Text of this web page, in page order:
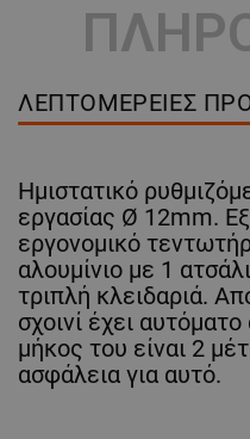
ΛΕΠΤΟΜΈΡΕΙΕΣ
Ημιστατικό
εργασίας Ø 12mm.
εργονομικό
αλουμίνιο με 1
τριπλή κλειδαριά.
σχοινί έχει
μήκος του είναι 2
ασφάλεια για αυτό.